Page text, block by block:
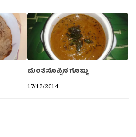
ಮೆಂತೆಸೊಪ್ಪಿನ ಗೊಜ್ಜು
17/12/2014